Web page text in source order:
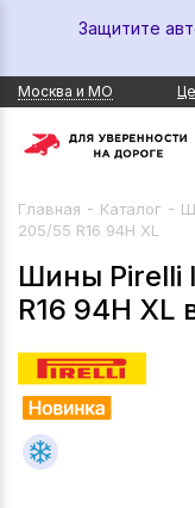
Защитите
Москва и МО
Главная - Каталог -
205/55 R16 94H XL
Шины Pirelli
R16 94H XL